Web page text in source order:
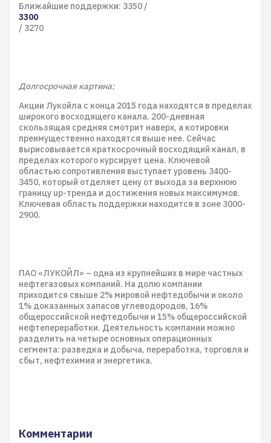
Ближайшие поддержки: 3350 /
3300
/ 3270
Долгосрочная картина:
Акции Лукойла с конца 2015 года находятся в пределах
широкого восходящего канала. 200-дневная
скользящая средняя смотрит наверх, а котировки
преимущественно находятся выше нее. Сейчас
вырисовывается краткосрочный восходящий канал, в
пределах которого курсирует цена. Ключевой
областью сопротивления выступает уровень 3400-
3450, который отделяет цену от выхода за верхнюю
границу up-тренда и достижения новых максимумов.
Ключевая область поддержки находится в зоне 3000-
2900.
ПАО «ЛУКОЙЛ» – одна из крупнейших в мире частных
нефтегазовых компаний. На долю компании
приходится свыше 2% мировой нефтедобычи и около
1% доказанных запасов углеводородов, 16%
общероссийской нефтедобычи и 15% общероссийской
нефтепереработки. Деятельность компании можно
разделить на четыре основных операционных
сегмента: разведка и добыча, переработка, торговля и
сбыт, нефтехимия и энергетика.
Комментарии